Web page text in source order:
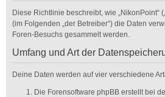
Diese Richtlinie beschreibt, wie „NikonPoint“
(im Folgenden „der Betreiber“) die Daten
Foren-Besuchs gesammelt werden.
Umfang und Art der
Deine Daten werden auf vier verschiedene
Die Forensoftware phpBB erstellt bei